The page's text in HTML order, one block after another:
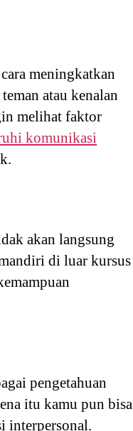
meningkatkan
atau kenalan
melihat faktor
komunikasi
akan langsung
di luar kursus
pengetahuan
itu kamu pun bisa
interpersonal.